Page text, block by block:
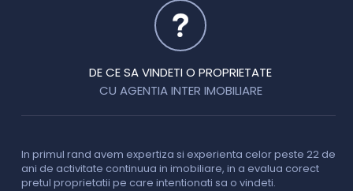
DE CE SA VINDETI O PROPRIETATE
CU AGENTIA INTER IMOBILIARE
In primul rand avem expertiza si experienta celor peste 22 de
ani de activitate continuua in imobiliare, in a evalua corect
pretul proprietatii pe care intentionati sa o vindeti.